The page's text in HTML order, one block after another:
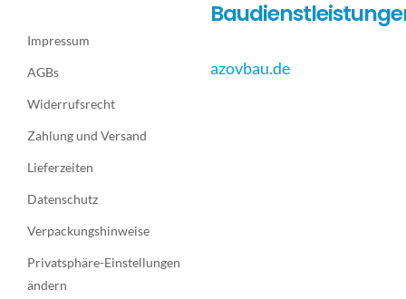
Impressum
AGBs
Widerrufsrecht
Zahlung und Versand
Lieferzeiten
Datenschutz
Verpackungshinweise
Privatsphäre-Einstellungen
ändern
azovbau.de